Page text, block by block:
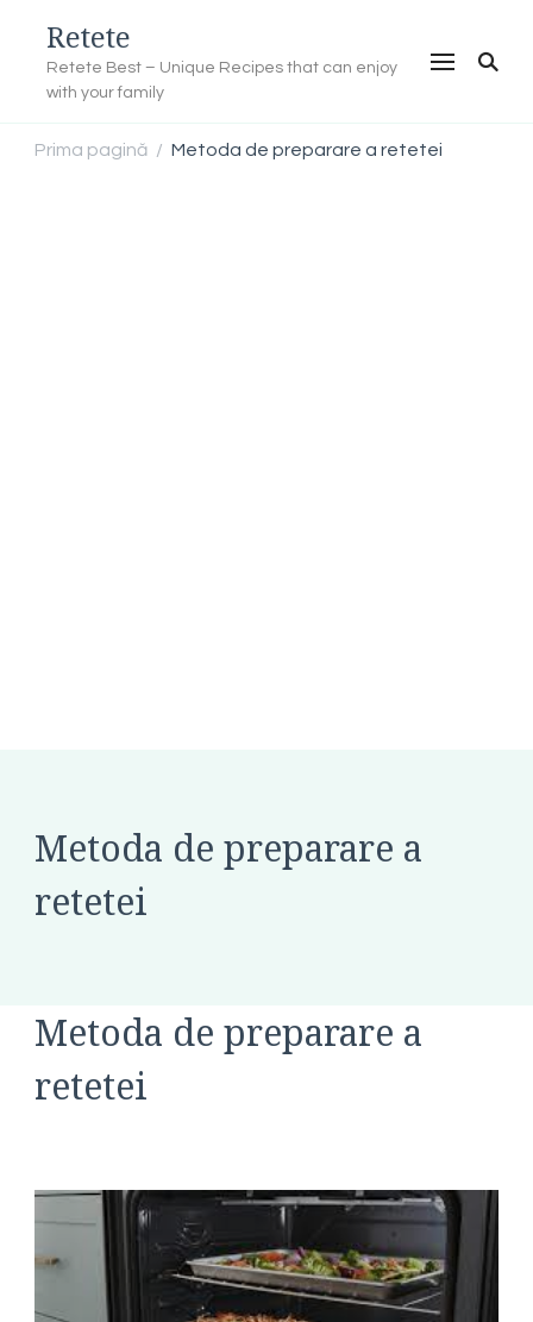
Retete
Retete Best – Unique Recipes that can enjoy
with your family
Prima pagină / Metoda de preparare a retetei
Metoda de preparare a
retetei
Metoda de preparare a
retetei